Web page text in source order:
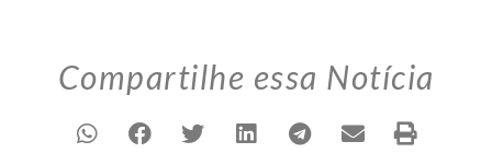
Compartilhe essa Notícia